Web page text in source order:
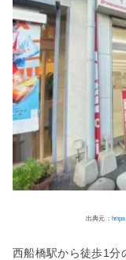
出典元：
西船橋駅から徒歩1分